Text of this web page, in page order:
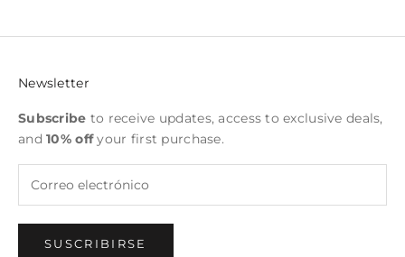
Newsletter
Subscribe to receive updates, access to exclusive deals,
and10% offyour first purchase.
SUSCRIBIRSE